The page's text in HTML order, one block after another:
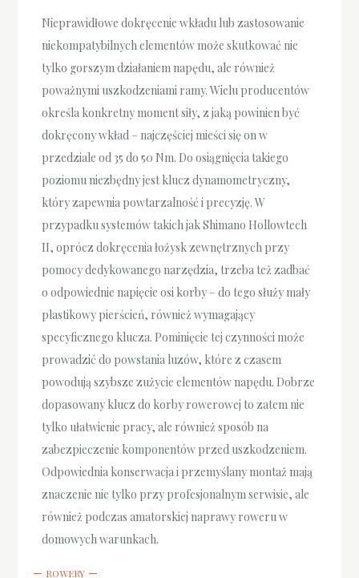
Nieprawidłowe dokręcenie wkładu lub zastosowanie
niekompatybilnych elementów może skutkować nie
tylko gorszym działaniem napędu, ale również
poważnymi uszkodzeniami ramy. Wielu producentów
określa konkretny moment siły, z jaką powinien być
dokręcony wkład – najczęściej mieści się on w
przedziale od 35 do 50 Nm. Do osiągnięcia takiego
poziomu niezbędny jest klucz dynamometryczny,
który zapewnia powtarzalność i precyzję. W
przypadku systemów takich jak Shimano Hollowtech
II, oprócz dokręcenia łożysk zewnętrznych przy
pomocy dedykowanego narzędzia, trzeba też zadbać
o odpowiednie napięcie osi korby – do tego służy mały
plastikowy pierścień, również wymagający
specyficznego klucza. Pominięcie tej czynności może
prowadzić do powstania luzów, które z czasem
powodują szybsze zużycie elementów napędu. Dobrze
dopasowany klucz do korby rowerowej to zatem nie
tylko ułatwienie pracy, ale również sposób na
zabezpieczenie komponentów przed uszkodzeniem.
Odpowiednia konserwacja i przemyślany montaż mają
znaczenie nie tylko przy profesjonalnym serwisie, ale
również podczas amatorskiej naprawy roweru w
domowych warunkach.
ROWERY